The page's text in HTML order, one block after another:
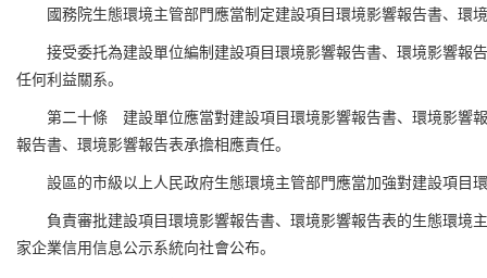
國務院生態環境主管部門應當制定建設項目環境影響報告書、環
接受委托為建設單位編制建設項目環境影響報告書、環境影響報
任何利益關系。
第二十條 建設單位應當對建設項目環境影響報告書、環境影響
報告書、環境影響報告表承擔相應責任。
設區的市級以上人民政府生態環境主管部門應當加強對建設項目
負責審批建設項目環境影響報告書、環境影響報告表的生態環
家企業信用信息公示系統向社會公布。